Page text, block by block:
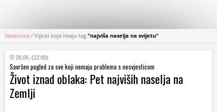
KATEGORIJE
HRVATSKI
WEB
Naslovnica / Vijesti koje imaju tag "najviša naselja na svijetu"
28.05. (22:00)
Savršen pogled za sve koji nemaju problema s nesvjesticom
Život iznad oblaka: Pet najviših naselja na
Zemlji